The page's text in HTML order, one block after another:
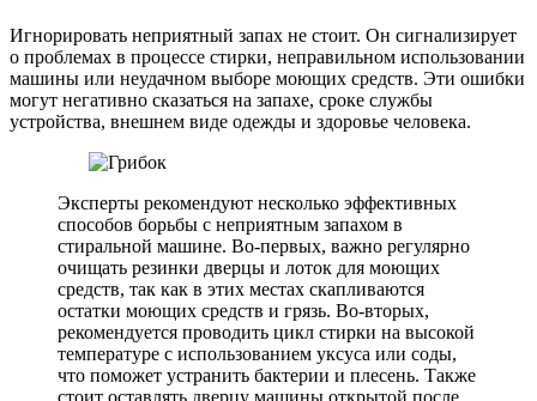
Игнорировать неприятный запах не стоит. Он сигнализирует
о проблемах в процессе стирки, неправильном использовании
машины или неудачном выборе моющих средств. Эти ошибки
могут негативно сказаться на запахе, сроке службы
устройства, внешнем виде одежды и здоровье человека.
Эксперты рекомендуют несколько эффективных
способов борьбы с неприятным запахом в
стиральной машине. Во-первых, важно регулярно
очищать резинки дверцы и лоток для моющих
средств, так как в этих местах скапливаются
остатки моющих средств и грязь. Во-вторых,
рекомендуется проводить цикл стирки на высокой
температуре с использованием уксуса или соды,
что поможет устранить бактерии и плесень. Также
стоит оставлять дверцу машины открытой после